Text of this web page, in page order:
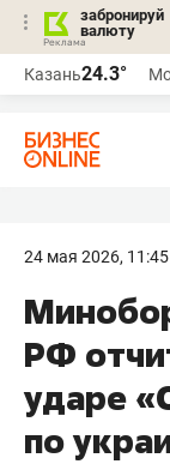
забронируй
валюту
Казань24.3°
24 мая 2026, 11:45
РФ
ударе
по